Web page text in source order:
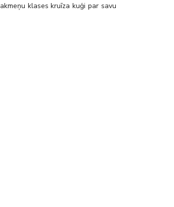
klases kruīza kuģi par savu